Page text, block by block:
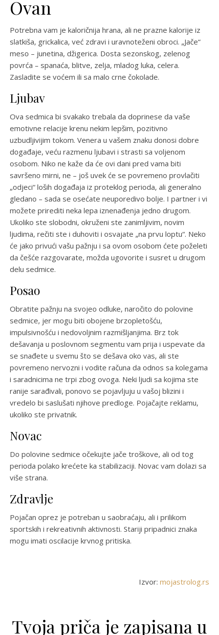
Ovan
Potrebna vam je kaloričnija hrana, ali ne prazne kalorije iz
slatkiša, grickalica, već zdravi i uravnoteženi obroci. „Jače“
meso – junetina, džigerica. Dosta sezonskog, zelenog
povrća – spanaća, blitve, zelja, mladog luka, celera.
Zasladite se voćem ili sa malo crne čokolade.
Ljubav
Ova sedmica bi svakako trebala da doprinese da vaše
emotivne relacije krenu nekim lepšim, pozitivno
uzbudljivijim tokom. Venera u vašem znaku donosi dobre
događaje, veću razmenu ljubavi i strasti sa voljenom
osobom. Niko ne kaže da će ovi dani pred vama biti
savršeno mirni, ne – još uvek će se povremeno provlačiti
„odjeci“ loših događaja iz proteklog perioda, ali generalno
gledano – sada se osećate neuporedivo bolje. I partner i vi
možete prirediti neka lepa iznenađenja jedno drugom.
Ukoliko ste slobodni, okruženi ste zanimljivim, novim
ljudima, rečiti ste i duhoviti i osvajate „na prvu loptu“. Neko
će jako privući vašu pažnju i sa ovom osobom ćete poželeti
da češće razgovarate, možda ugovorite i susret u drugom
delu sedmice.
Posao
Obratite pažnju na svojeo odluke, naročito do polovine
sedmice, jer mogu biti obojene brzopletošću,
impulsivnošću i nedovoljnim razmišljanjima. Brz tok
dešavanja u poslovnom segmentu vam prija i uspevate da
se snađete u svemu što se dešava oko vas, ali ste
povremeno nervozni i vodite računa da odnos sa kolegama
i saradnicima ne trpi zbog ovoga. Neki ljudi sa kojima ste
ranije sarađivali, ponovo se pojavljuju u vašoj blizini i
vredelo bi saslušati njihove predloge. Pojačajte reklamu,
ukoliko ste privatnik.
Novac
Do polovine sedmice očekujte jače troškove, ali od tog
perioda polako krećete ka stabilizaciji. Novac vam dolazi sa
više strana.
Zdravlje
Pojačan oprez je potreban u saobraćaju, ali i prilikom
sportskih i rekreativnih aktivnosti. Stariji pripadnici znaka
mogu imati oscilacije krvnog pritiska.
Izvor: mojastrolog.rs
Tvoja priča je zapisana u